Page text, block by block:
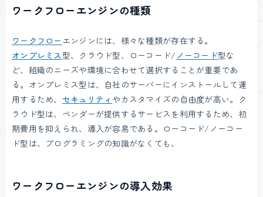
ワークフローエンジンの種類
ワークフロー エンジンには、様々な種類が存在する。
オンプレミス型、クラウド型、ローコード/ ノーコード型な
ど、組織のニーズや環境に合わせて選択することが重要であ
る。オンプレミス型は、自社のサーバーにインストールして運
用するため、 セキュリティやカスタマイズの自由度が高い。ク
ラウド型は、ベンダーが提供するサービスを利用するため、初
期費用を抑えられ、導入が容易である。ローコード/ノーコー
ド型は、プログラミングの知識がなくても、
ワークフローエンジンの導入効果